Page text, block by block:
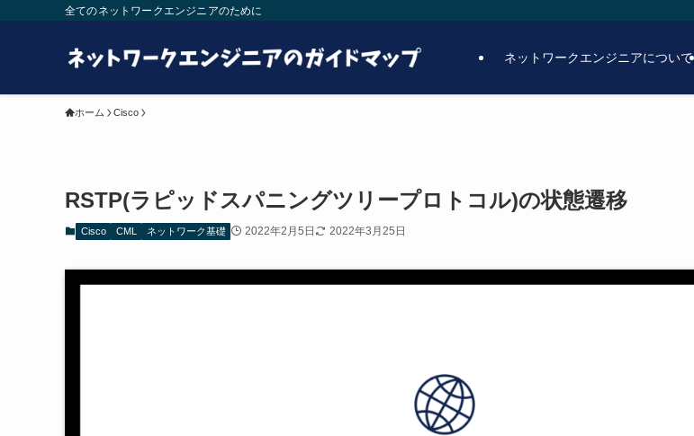
全てのネットワークエンジニアのために
ネットワークエンジニアについて
ホーム Cisco
RSTP(ラピッドスパニングツリープロトコル)の状態遷移
Cisco CML ネットワーク基礎 2022年2月5日 2022年3月25日